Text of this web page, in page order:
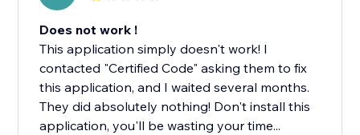
Does not work !
This application simply doesn't work! I
contacted "Certified Code" asking them to fix
this application, and I waited several months.
They did absolutely nothing! Don't install this
application, you'll be wasting your time...